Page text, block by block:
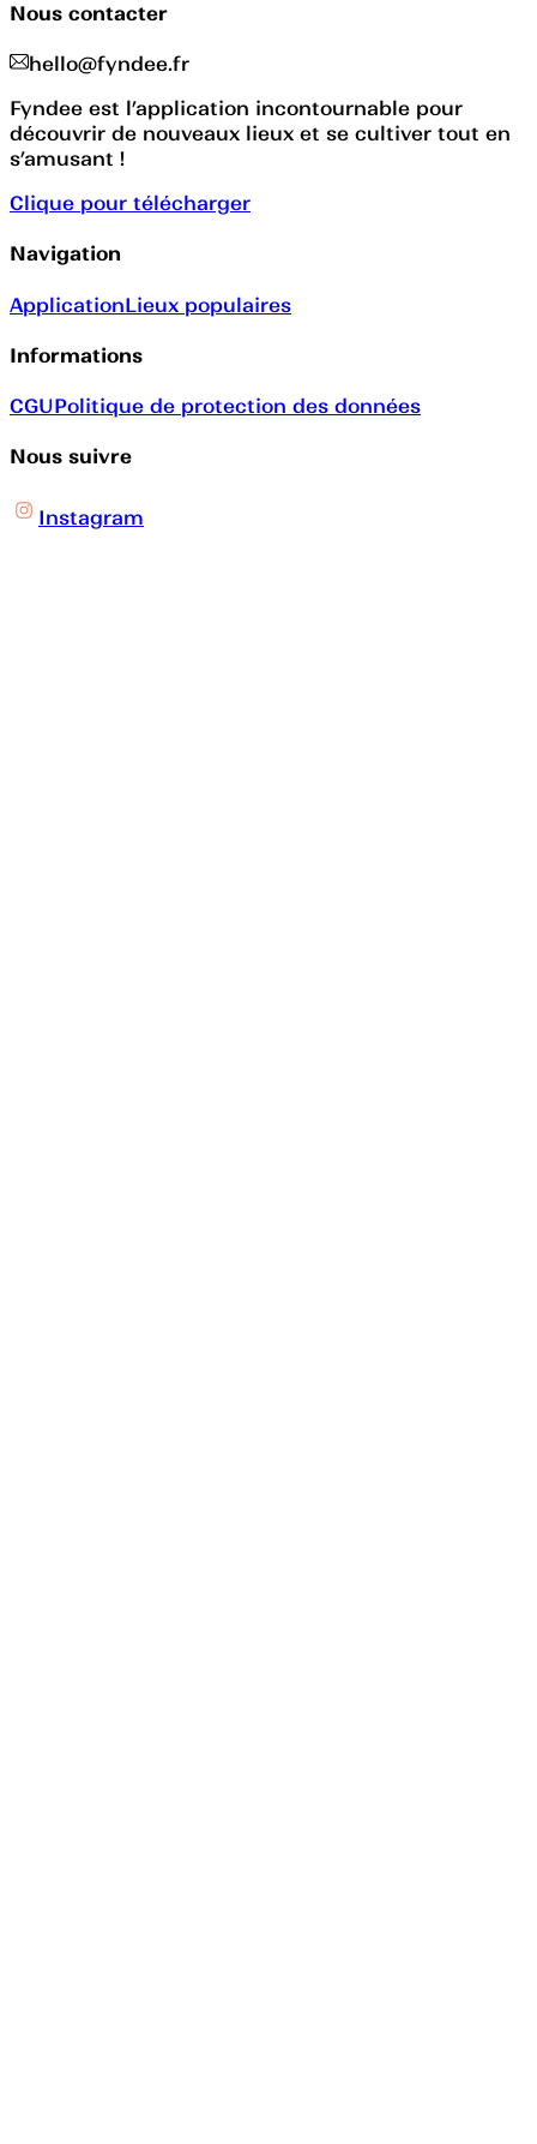
Nous contacter
hello@fyndee.fr
Fyndee est l’application incontournable pour
découvrir de nouveaux lieux et se cultiver tout en
s’amusant !
Clique pour télécharger
Navigation
ApplicationLieux populaires
Informations
CGUPolitique de protection des données
Nous suivre
Instagram